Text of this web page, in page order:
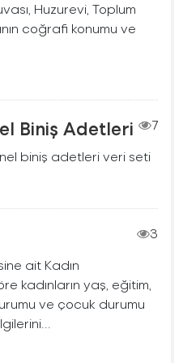
Huzurevi, Toplum
coğrafi konumu ve
Biniş Adetleri
7
biniş adetleri veri seti
3
ait Kadın
kadınların yaş, eğitim,
ve çocuk durumu